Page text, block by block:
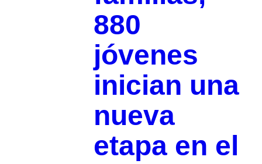
880
jóvenes
inician una
nueva
etapa en el